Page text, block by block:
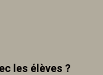
les élèves ?